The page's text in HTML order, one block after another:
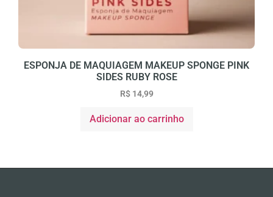
ESPONJA DE MAQUIAGEM MAKEUP SPONGE PINK
SIDES RUBY ROSE
R$14,99
Adicionar ao carrinho